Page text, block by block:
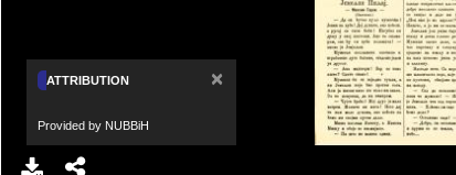
ATTRIBUTION ×
Provided by NUBBiH